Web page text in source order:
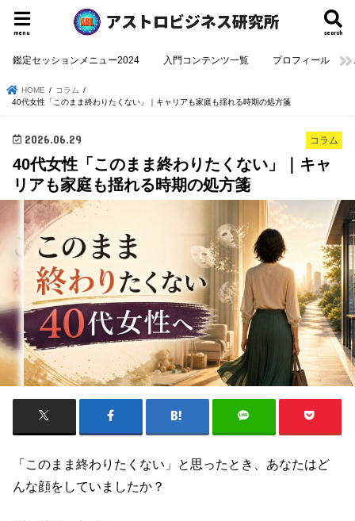
search
menu
鑑定セッションメニュー2024 入門コンテンツ一覧 プロフィール
HOME
コラム
40代女性「このまま終わりたくない」｜キャリアも家庭も揺れる時期の処方箋
コラム
2026.06.29
40代女性「このまま終わりたくない」｜キャ
リアも家庭も揺れる時期の処方箋
「このまま終わりたくない」と思ったとき、あなたはど
んな顔をしていましたか？